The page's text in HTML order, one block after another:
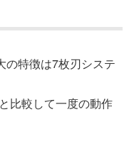
の特徴は7枚刃システ
比較して一度の動作